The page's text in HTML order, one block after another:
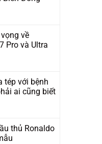
về
Pro và Ultra
tép với bệnh
ai cũng biết
thủ Ronaldo